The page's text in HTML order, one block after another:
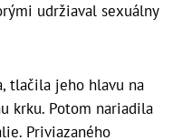
udržiaval sexuálny
tlačila jeho hlavu na
krku. Potom nariadila
Priviazaného